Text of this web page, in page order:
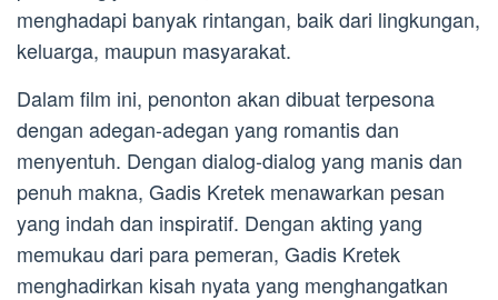
menghadapi banyak rintangan, baik dari lingkungan,
keluarga, maupun masyarakat.
Dalam film ini, penonton akan dibuat terpesona
dengan adegan-adegan yang romantis dan
menyentuh. Dengan dialog-dialog yang manis dan
penuh makna, Gadis Kretek menawarkan pesan
yang indah dan inspiratif. Dengan akting yang
memukau dari para pemeran, Gadis Kretek
menghadirkan kisah nyata yang menghangatkan